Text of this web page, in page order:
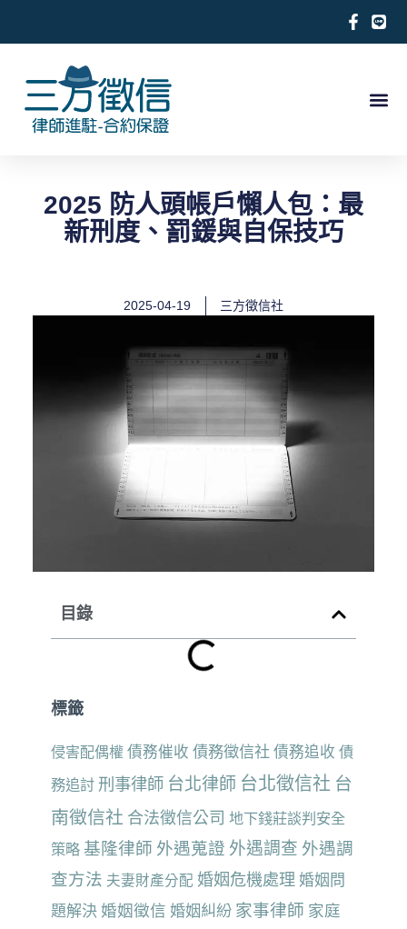
至
2025 防人頭帳戶懶人包：最
新刑度、罰鍰與自保技巧
2025-04-19 三方徵信社
目錄
標籤
侵害配偶權 債務催收 債務徵信社 債務追收 債
務追討 刑事律師 台北律師 台北徵信社 台
南徵信社 合法徵信公司 地下錢莊談判安全
策略 基隆律師 外遇蒐證 外遇調查 外遇調
查方法 夫妻財產分配 婚姻危機處理 婚姻問
題解決 婚姻徵信 婚姻糾紛 家事律師 家庭